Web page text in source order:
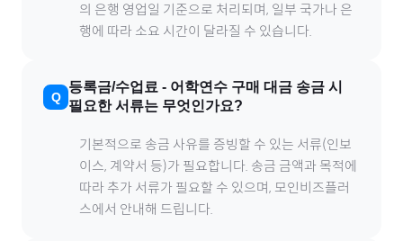
의 은행 영업일 기준으로 처리되며, 일부 국가나 은
행에 따라 소요 시간이 달라질 수 있습니다.
등록금/수업료 - 어학연수 구매 대금 송금 시
필요한 서류는 무엇인가요?
기본적으로 송금 사유를 증빙할 수 있는 서류(인보
이스, 계약서 등)가 필요합니다. 송금 금액과 목적에
따라 추가 서류가 필요할 수 있으며, 모인비즈플러
스에서 안내해 드립니다.